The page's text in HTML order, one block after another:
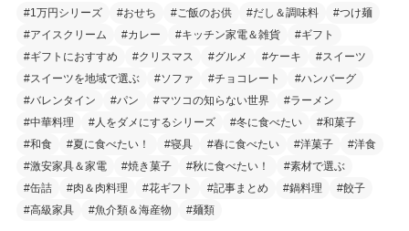
#1万円シリーズ #おせち #ご飯のお供 #だし＆調味料
#つけ麺
#アイスクリーム
#カレー #キッチン家電＆雑貨
#ギフト
#ギフトにおすすめ
#クリスマス #グルメ #ケーキ
#スイーツ
#スイーツを地域で選ぶ
#ソファ #チョコレート
#ハンバーグ
#バレンタイン
#パン #マツコの知らない世界
#ラーメン
#中華料理
#人をダメにするシリーズ #冬に食べたい
#和菓子
#和食
#夏に食べたい！ #寝具 #春に食べたい #洋菓子
#洋食
#激安家具＆家電
#焼き菓子 #秋に食べたい！
#素材で選ぶ
#缶詰
#肉＆肉料理 #花ギフト #記事まとめ #鍋料理
#餃子
#高級家具
#魚介類＆海産物 #麺類